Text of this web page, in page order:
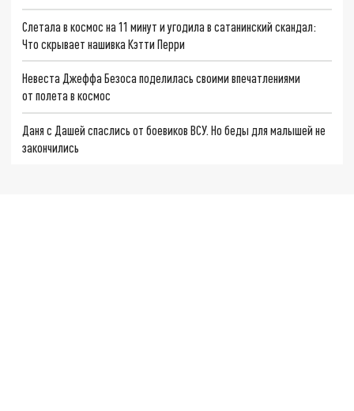
Слетала в космос на 11 минут и угодила в сатанинский скандал:
Что скрывает нашивка Кэтти Перри
Невеста Джеффа Безоса поделилась своими впечатлениями
от полета в космос
Даня с Дашей спаслись от боевиков ВСУ. Но беды для малышей не
закончились